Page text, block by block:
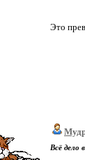
Это
Всё дело